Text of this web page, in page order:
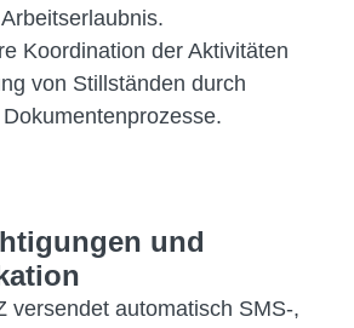
Koordination der Aktivitäten
von Stillständen durch
und
versendet automatisch SMS-,